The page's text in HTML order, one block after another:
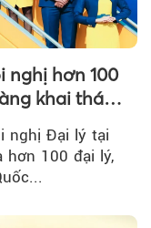
nghị hơn 100
khai thác
Quyến
nghị Đại lý tại
hơn 100 đại lý,